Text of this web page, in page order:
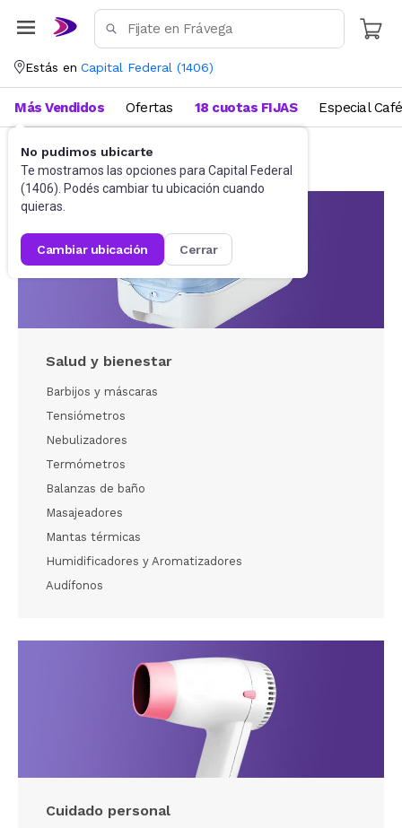
Estás en Capital Federal (1406)
No pudimos ubicarte
Te mostramos las opciones para Capital Federal
(1406). Podés cambiar tu ubicación cuando
quieras.
cambiar ubicación cerrar
Más Vendidos Ofertas 18 cuotas FIJAS Especial Café
Salud, Belleza y Fitness
Salud y bienestar
Barbijos y máscaras
Tensiómetros
Nebulizadores
Termómetros
Balanzas de baño
Masajeadores
Mantas térmicas
Humidificadores y Aromatizadores
Audífonos
Cuidado personal